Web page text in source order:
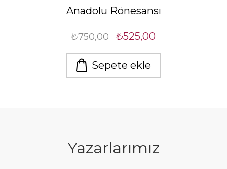
Anadolu Rönesansı
₺750,00 ₺525,00
Sepete ekle
Yazarlarımız